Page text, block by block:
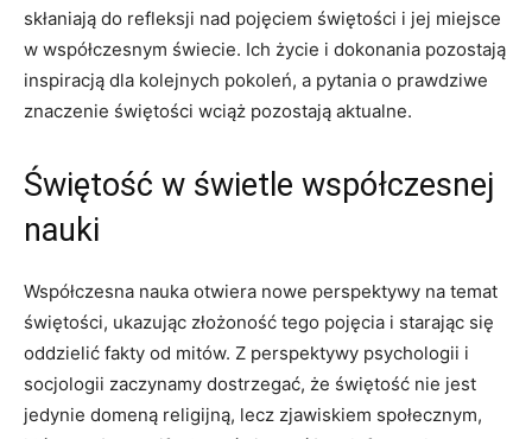
skłaniają⁢ do refleksji⁢ nad pojęciem ⁣świętości⁤ i jej miejsce
w współczesnym świecie. Ich życie i⁣ dokonania pozostają
inspiracją dla ​kolejnych pokoleń, a pytania​ o prawdziwe
znaczenie świętości ‌wciąż pozostają aktualne.
Świętość w świetle ⁣współczesnej
nauki
Współczesna nauka otwiera nowe‍ perspektywy na temat
świętości, ukazując złożoność tego pojęcia i starając się
oddzielić fakty⁣ od mitów. Z perspektywy psychologii​ i
socjologii zaczynamy dostrzegać, że świętość nie jest
jedynie ⁤domeną religijną, ‍lecz zjawiskiem społecznym,